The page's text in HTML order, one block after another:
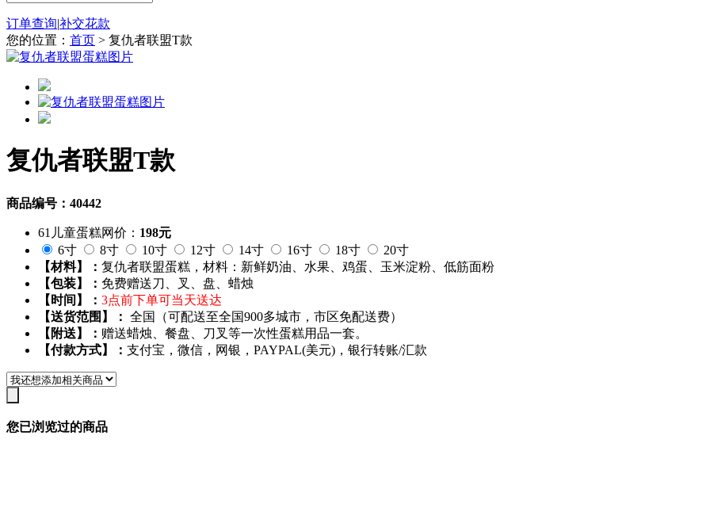
订单查询|补交花款
您的位置： 首页 > 复仇者联盟T款
复仇者联盟T款
商品编号：40442
61儿童蛋糕网价： 198元
6寸
8寸 10寸 12寸 14寸 16寸 18寸
20寸
【材料】： 复仇者联盟蛋糕，材料：新鲜奶油、水果、鸡蛋、玉米淀粉、低筋面粉
【包装】： 免费赠送刀、叉、盘、蜡烛
【时间】： 3点前下单可当天送达
【送货范围】： 全国（可配送至全国900多城市，市区免配送费）
【附送】： 赠送蜡烛、餐盘、刀叉等一次性蛋糕用品一套。
【付款方式】： 支付宝，微信，网银，PAYPAL(美元)，银行转账/汇款
您已浏览过的商品